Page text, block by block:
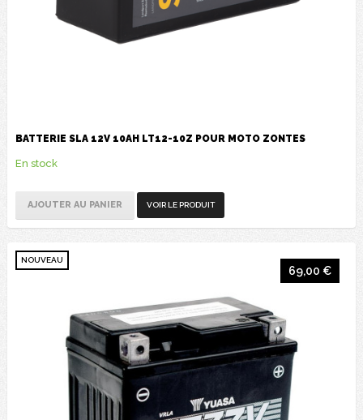
BATTERIE SLA 12V 10AH LT12-10Z POUR MOTO ZONTES
En stock
AJOUTER AU PANIER VOIR LE PRODUIT
NOUVEAU
69,00 €